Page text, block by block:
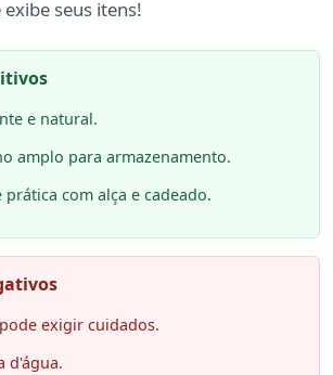
seus itens!
e natural.
amplo para armazenamento.
com alça e cadeado.
exigir cuidados.
d'água.